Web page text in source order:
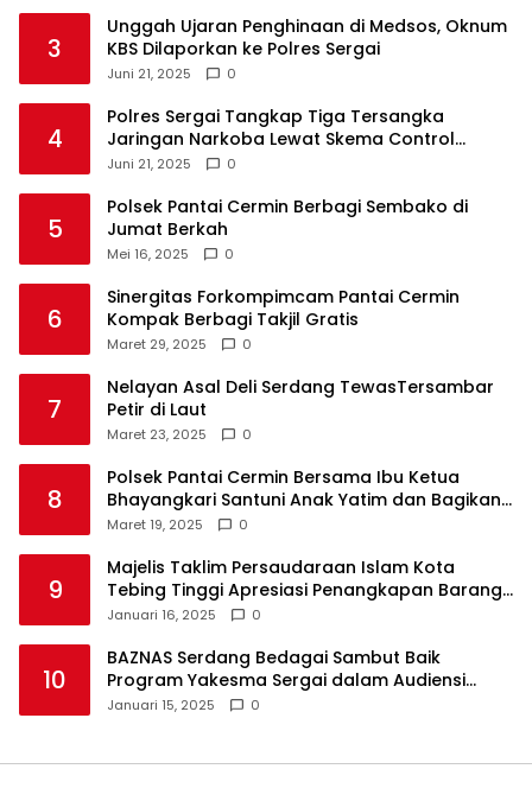
3
Unggah Ujaran Penghinaan di Medsos, Oknum
KBS Dilaporkan ke Polres Sergai
Juni 21, 2025 0
4
Polres Sergai Tangkap Tiga Tersangka
Jaringan Narkoba Lewat Skema Control
Delivery
Juni 21, 2025 0
5
Polsek Pantai Cermin Berbagi Sembako di
Jumat Berkah
Mei 16, 2025 0
6
Sinergitas Forkompimcam Pantai Cermin
Kompak Berbagi Takjil Gratis
Maret 29, 2025 0
7
Nelayan Asal Deli Serdang TewasTersambar
Petir di Laut
Maret 23, 2025 0
8
Polsek Pantai Cermin Bersama Ibu Ketua
Bhayangkari Santuni Anak Yatim dan Bagikan
Takjil
Maret 19, 2025 0
9
Majelis Taklim Persaudaraan Islam Kota
Tebing Tinggi Apresiasi Penangkapan Barang
Haram
Januari 16, 2025 0
10
BAZNAS Serdang Bedagai Sambut Baik
Program Yakesma Sergai dalam Audiensi
Perkenalan Pengurus Baru
Januari 15, 2025 0